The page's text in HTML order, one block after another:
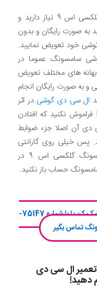
اگر به تعمیر ال سی دی سامسونگ گلکسی اس 9 نیاز دارید و
به صورت رایگان و بدون
گوشی خود تعویض نمایید.
سامسونگ عموما در
بهانه های مختلف تعویض
به صورت رایگان انجام
ال سی دی گوشی در اثر
نکنید که افتادن
آن اصلا جزء ضوابط
پس خیلی روی گارانتی
گوشی برای تعمیر ال سی دی سامسونگ گلکسی اس 9 در
حساب باز نکنید.
برای تعویض LCD سامسونگ S9 کلیک کن یا با شماره 75147-
ال سی دی